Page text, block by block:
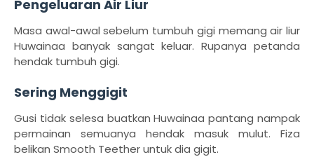
Pengeluaran Air Liur
Masa awal-awal sebelum tumbuh gigi memang air liur
Huwainaa banyak sangat keluar. Rupanya petanda
hendak tumbuh gigi.
Sering Menggigit
Gusi tidak selesa buatkan Huwainaa pantang nampak
permainan semuanya hendak masuk mulut. Fiza
belikan Smooth Teether untuk dia gigit.